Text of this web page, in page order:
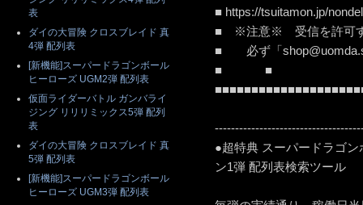
■ https://tsuitamon.jp/
■ ※注意※ 受信を許
■ 必ず「
■ ■
●超特典 スーパードラゴ
ン1弾 配列表検索ツール
表
ダイの大冒険 クロスブレイド 真
4弾 配列表
[新機能]スーパードラゴンボール
ヒーローズ UGM2弾 配列表
仮面ライダーバトル ガンバライ
ジング リリリミックス5弾 配列
表
ダイの大冒険 クロスブレイド 真
5弾 配列表
[新機能]スーパードラゴンボール
ヒーローズ UGM3弾 配列表